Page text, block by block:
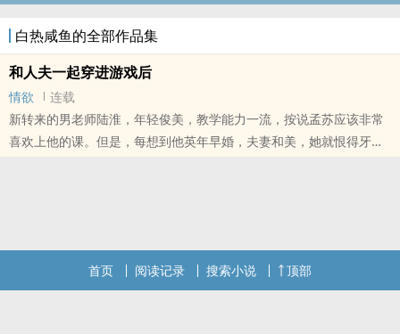
白热咸鱼的全部作品集
和人夫一起穿进游戏后
情欲
连载
新转来的男老师陆淮，年轻俊美，教学能力一流，按说孟苏应该非常
喜欢上他的课。但是，每想到他英年早婚，夫妻和美，她就恨得牙根
背景也挺大，按说应该他走，结果是女学生
本站提示：各位书友要是觉得《和人夫一起穿进游戏后》还不错的话
首页 阅读记录 搜索小说 顶部